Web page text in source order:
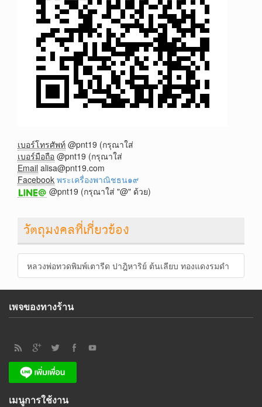
เบอร์โทรศัพท์ @pnt19 (กรุณาใส่
เบอร์มือถือ @pnt19 (กรุณาใส่
Email alisa@pnt19.com
Facebook พระเครื่องพาณิชธน๑๙
@pnt19 (กรุณาใส่ "@" ด้วย)
วัตถุมงคลที่เกี่ยวข้อง
หลวงพ่อทวดพิมพ์เตารีด ปาฎิหาริย์ ต้นเลียบ ทองแดงรมดำ
เพจของทางร้าน
เมนูการใช้งาน